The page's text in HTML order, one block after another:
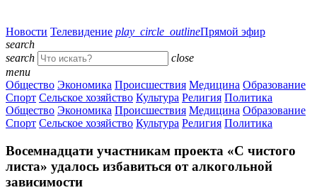
Новости Телевидение play_circle_outlineПрямой эфир
search
search
close
menu
Общество Экономика Происшествия Медицина Образование
Спорт Сельское хозяйство Культура Религия Политика
Общество Экономика Происшествия Медицина Образование
Спорт Сельское хозяйство Культура Религия Политика
Восемнадцати участникам проекта «С чистого
листа» удалось избавиться от алкогольной
зависимости